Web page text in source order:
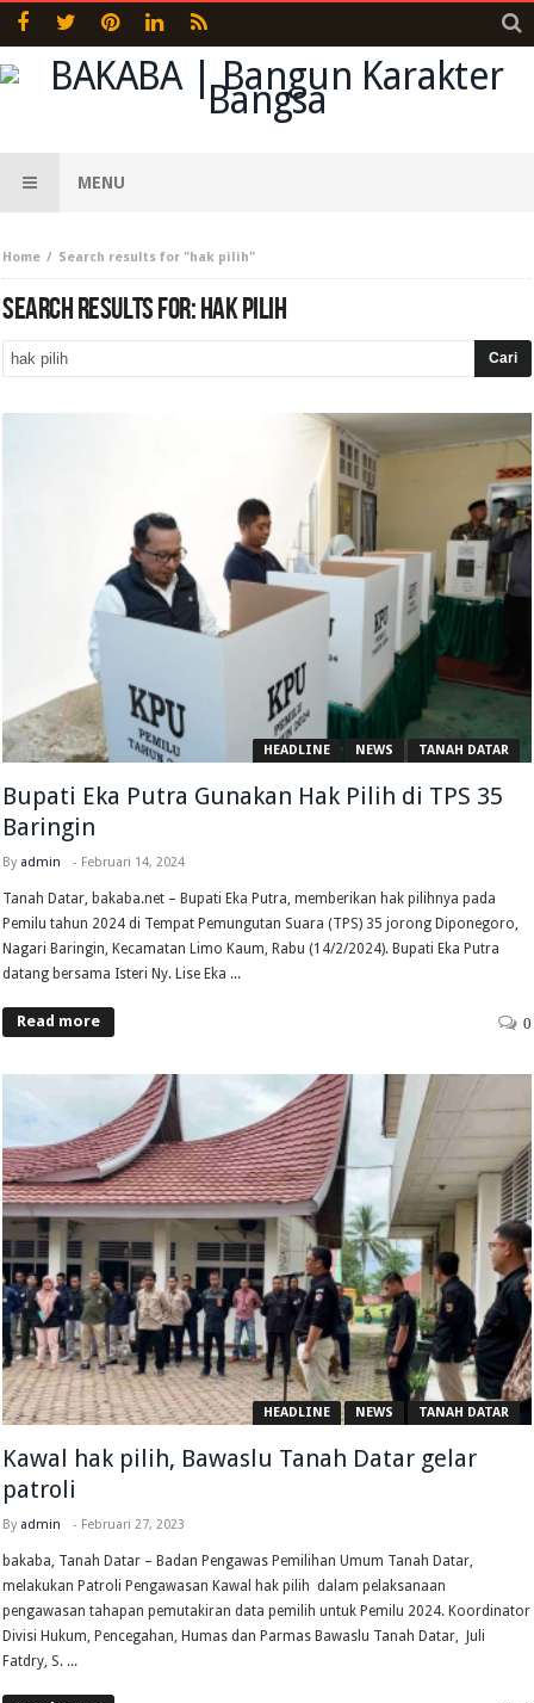
MENU
Home Search results for "hak pilih"
SEARCH RESULTS FOR:HAK PILIH
HEADLINE NEWS TANAH DATAR
Bupati Eka Putra Gunakan Hak Pilih di TPS 35
Baringin
By admin - Februari 14, 2024
Tanah Datar, bakaba.net – Bupati Eka Putra, memberikan hak pilihnya pada
Pemilu tahun 2024 di Tempat Pemungutan Suara (TPS) 35 jorong Diponegoro,
Nagari Baringin, Kecamatan Limo Kaum, Rabu (14/2/2024). Bupati Eka Putra
datang bersama Isteri Ny. Lise Eka ...
Read more 0
HEADLINE NEWS TANAH DATAR
Kawal hak pilih, Bawaslu Tanah Datar gelar
patroli
By admin - Februari 27, 2023
bakaba, Tanah Datar – Badan Pengawas Pemilihan Umum Tanah Datar,
melakukan Patroli Pengawasan Kawal hak pilih dalam pelaksanaan
pengawasan tahapan pemutakiran data pemilih untuk Pemilu 2024. Koordinator
Divisi Hukum, Pencegahan, Humas dan Parmas Bawaslu Tanah Datar, Juli
Fatdry, S. ...